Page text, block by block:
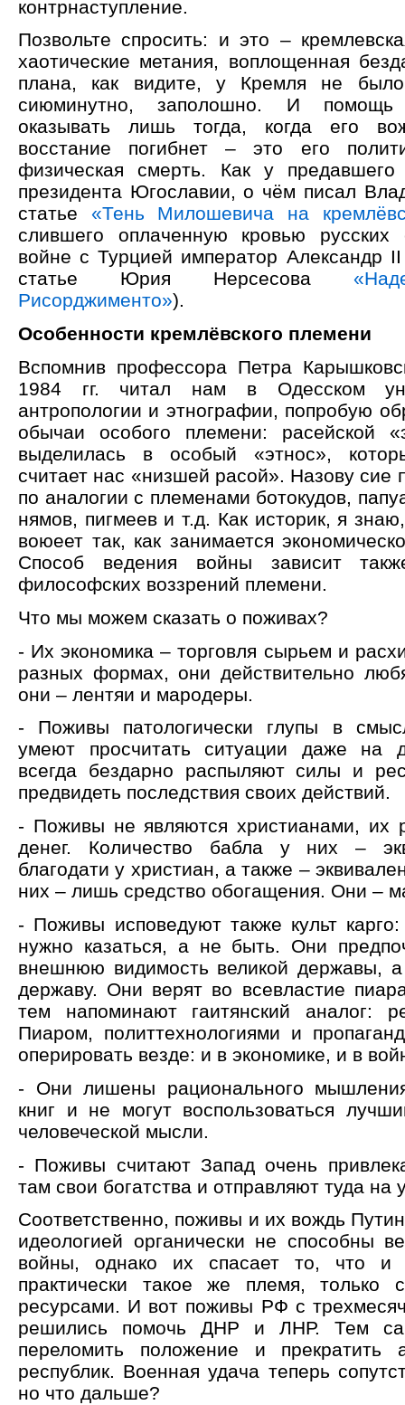
контрнаступление.
Позвольте спросить: и это –
хаотические метания, воплощенная
плана, как видите, у Кремля не
сиюминутно, заполошно. И помощь
оказывать лишь тогда, когда его
восстание погибнет – это его
физическая смерть. Как у предавшего
президента Югославии, о чём писал
статье «Тень Милошевича на
слившего оплаченную кровью
войне с Турцией император Александр
статье Юрия Нерсесова
Рисорджименто»).
Особенности кремлёвского племени
Вспомнив профессора Петра
1984 гг. читал нам в Одесском
антропологии и этнографии, попробую
обычаи особого племени: расейской
выделилась в особый «этнос»,
считает нас «низшей расой». Назову сие
по аналогии с племенами ботокудов,
нямов, пигмеев и т.д. Как историк, я
воюеет так, как занимается
Способ ведения войны зависит
философских воззрений племени.
Что мы можем сказать о поживах?
- Их экономика – торговля сырьем и
разных формах, они действительно
они – лентяи и мародеры.
- Поживы патологически глупы в
умеют просчитать ситуации даже на
всегда бездарно распыляют силы и
предвидеть последствия своих действий.
- Поживы не являются христианами, их
денег. Количество бабла у них –
благодати у христиан, а также –
них – лишь средство обогащения. Они –
- Поживы исповедуют также культ
нужно казаться, а не быть. Они
внешнюю видимость великой державы,
державу. Они верят во всевластие
тем напоминают гаитянский аналог:
Пиаром, политтехнологиями и
оперировать везде: и в экономике, и в
- Они лишены рационального
книг и не могут воспользоваться
человеческой мысли.
- Поживы считают Запад очень
там свои богатства и отправляют туда на
Соответственно, поживы и их вождь
идеологией органически не способны
войны, однако их спасает то, что и
практически такое же племя, только
ресурсами. И вот поживы РФ с
решились помочь ДНР и ЛНР. Тем
переломить положение и прекратить
республик. Военная удача теперь
но что дальше?